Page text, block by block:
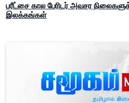
பரீட்சை கால பேரிடர் அவசர
இலக்கங்கள்